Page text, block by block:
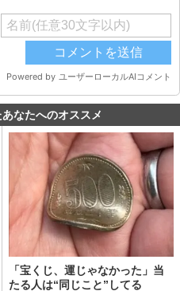
なたへのオススメ
「宝くじ、運じゃなかった」当
たる人は“同じこと”してる